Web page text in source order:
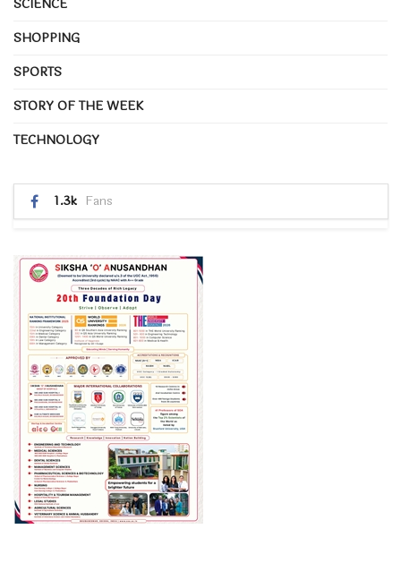
SCIENCE
SHOPPING
SPORTS
STORY OF THE WEEK
TECHNOLOGY
1.3k Fans